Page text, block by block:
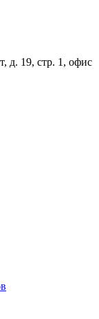
д. 19, стр. 1, офис